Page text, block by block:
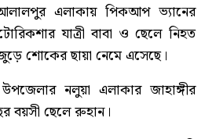
আলালপুর এলাকায় পিকআপ ভ্যানের
যাত্রী বাবা ও ছেলে নিহত
শোকের ছায়া নেমে এসেছে।
নলুয়া এলাকার জাহাঙ্গীর
ছেলে রুহান।